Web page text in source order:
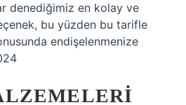
denediğimiz en kolay ve
bu yüzden bu tarifle
endişelenmenize